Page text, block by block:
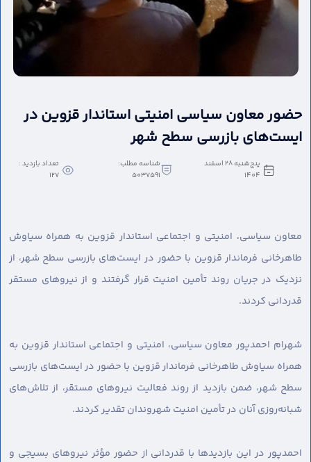
حضور معاون سیاسی امنیتی استاندار قزوین در
ایست‌های بازرسی سطح شهر
پنج‌شنبه 28 اسفند
1404
شناسه مطلب:
5037591
تعداد بازدید :
127
معاون سیاسی، امنیتی و اجتماعی استاندار قزوین به همراه سیاوش
طاهرخانی فرماندار قزوین با حضور در ایست‌های بازرسی سطح شهر، از
نزدیک در جریان روند تأمین امنیت قرار گرفتند و از نیروهای مستقر
قدردانی کردند.
شهرام احمدپور معاون سیاسی، امنیتی و اجتماعی استاندار قزوین به
همراه سیاوش طاهرخانی فرماندار قزوین با حضور در ایست‌های بازرسی
سطح شهر، ضمن بازدید از روند فعالیت نیروهای مستقر، از تلاش‌های
شبانه‌روزی آنان در تأمین امنیت شهروندان تقدیر کردند.
احمدپور در این بازدیدها با قدردانی از حضور مؤثر نیروهای بسیجی و